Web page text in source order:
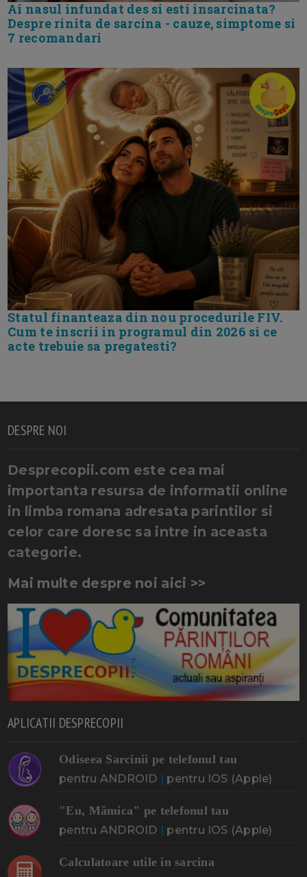
Ai nasul infundat des si esti insarcinata?
Despre rinita de sarcina - cauze, simptome si
7 recomandari
Statul finanteaza din nou procedurile FIV.
Cum te inscrii in programul din 2026 si ce
acte trebuie sa pregatesti?
DESPRE NOI
Desprecopii.com este cea mai
importanta resursa de informatii online
in limba romana adresata parintilor si
celor care doresc sa intre in aceasta
categorie.
Mai multe despre noi aici >>
APLICATII DESPRECOPII
Odiseea Sarcinii pe telefonul tau
pentru ANDROID | pentru IOS (Apple)
"Eu, Mămica" pe telefonul tau
pentru ANDROID | pentru IOS (Apple)
Calculatoare utile in sarcina